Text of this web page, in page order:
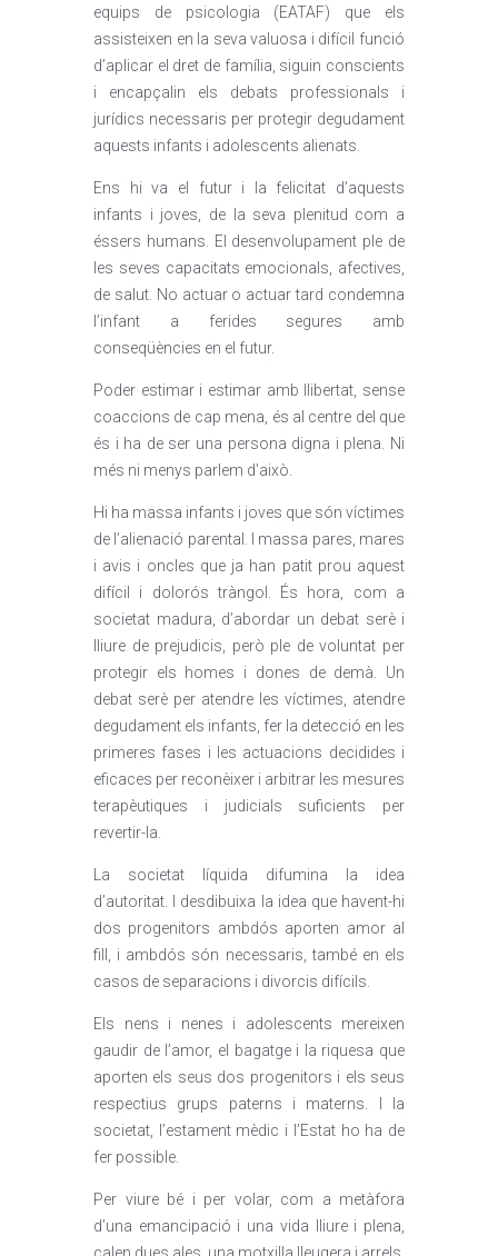
equips de psicologia (EATAF) que els
assisteixen en la seva valuosa i difícil funció
d’aplicar el dret de família, siguin conscients
i encapçalin els debats professionals i
jurídics necessaris per protegir degudament
aquests infants i adolescents alienats.
Ens hi va el futur i la felicitat d’aquests
infants i joves, de la seva plenitud com a
éssers humans. El desenvolupament ple de
les seves capacitats emocionals, afectives,
de salut. No actuar o actuar tard condemna
l’infant a ferides segures amb
conseqüències en el futur.
Poder estimar i estimar amb llibertat, sense
coaccions de cap mena, és al centre del que
és i ha de ser una persona digna i plena. Ni
més ni menys parlem d’això.
Hi ha massa infants i joves que són víctimes
de l’alienació parental. I massa pares, mares
i avis i oncles que ja han patit prou aquest
difícil i dolorós tràngol. És hora, com a
societat madura, d’abordar un debat serè i
lliure de prejudicis, però ple de voluntat per
protegir els homes i dones de demà. Un
debat serè per atendre les víctimes, atendre
degudament els infants, fer la detecció en les
primeres fases i les actuacions decidides i
eficaces per reconèixer i arbitrar les mesures
terapèutiques i judicials suficients per
revertir-la.
La societat líquida difumina la idea
d’autoritat. I desdibuixa la idea que havent-hi
dos progenitors ambdós aporten amor al
fill, i ambdós són necessaris, també en els
casos de separacions i divorcis difícils.
Els nens i nenes i adolescents mereixen
gaudir de l’amor, el bagatge i la riquesa que
aporten els seus dos progenitors i els seus
respectius grups paterns i materns. I la
societat, l’estament mèdic i l’Estat ho ha de
fer possible.
Per viure bé i per volar, com a metàfora
d’una emancipació i una vida lliure i plena,